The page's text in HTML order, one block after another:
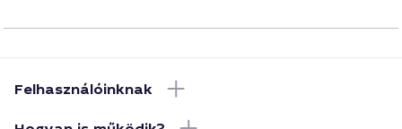
Felhasználóinknak